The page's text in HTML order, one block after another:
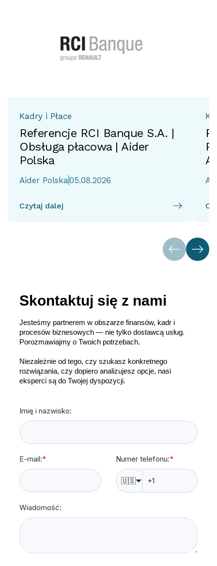
Kadry i Płace
Referencje RCI Banque S.A. |
Obsługa płacowa | Aider
Polska
Aider Polska05.08.2026
Czytaj dalej
Skontaktuj się z nami
Jesteśmy partnerem w obszarze finansów, kadr i
procesów biznesowych — nie tylko dostawcą usług.
Porozmawiajmy o Twoich potrzebach.
Niezależnie od tego, czy szukasz konkretnego
rozwiązania, czy dopiero analizujesz opcje, nasi
eksperci są do Twojej dyspozycji.
Imię i nazwisko:
E-mail:* Numer telefonu:*
🇺🇸
Wiadomość: